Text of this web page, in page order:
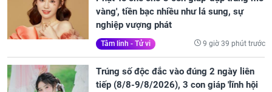
vàng', tiền bạc nhiều như lá sung, sự
nghiệp vượng phát
Tâm linh - Tử vi 9 giờ 39 phút trước
Trúng số độc đắc vào đúng 2 ngày liên
tiếp (8/8-9/8/2026), 3 con giáp 'lĩnh hội